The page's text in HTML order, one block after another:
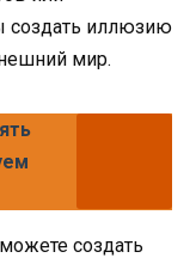
создать иллюзию
мир.
создать